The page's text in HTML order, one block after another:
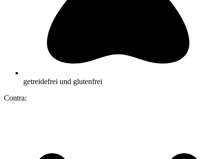
getreidefrei und glutenfrei
Contra: